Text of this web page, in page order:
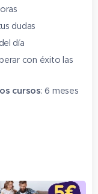
dudas
día
con éxito las
cursos: 6 meses